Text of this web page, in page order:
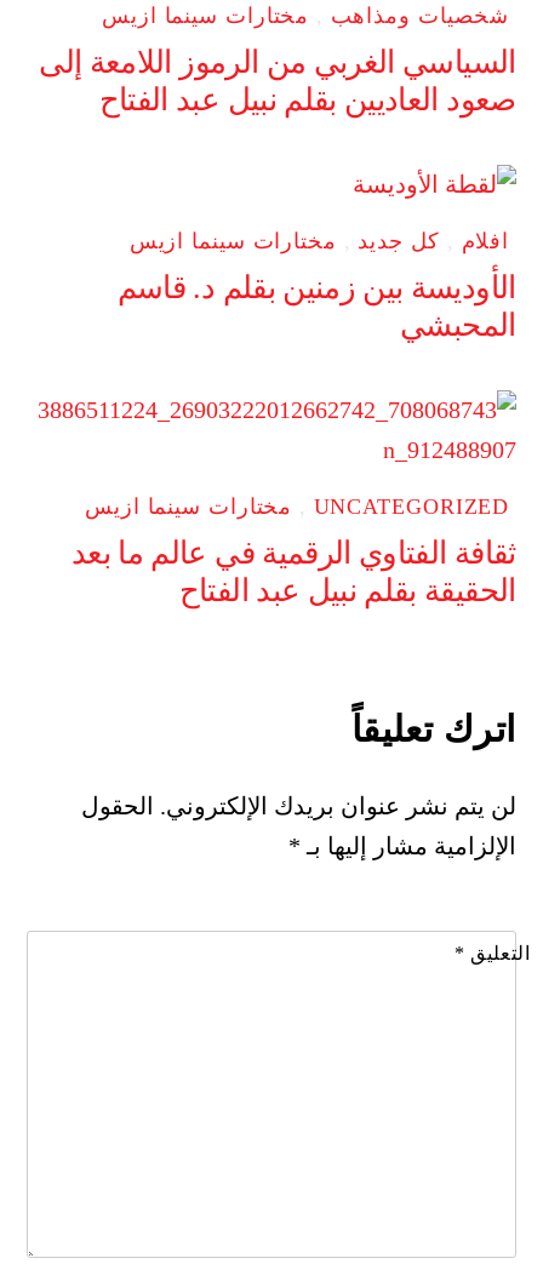
شخصيات ومذاهب مختارات سينما ازيس
السياسي الغربي من الرموز اللامعة إلى
صعود العاديين بقلم نبيل عبد الفتاح
افلام كل جديد مختارات سينما ازيس
الأوديسة بين زمنين بقلم د. قاسم
المحبشي
UNCATEGORIZED مختارات سينما ازيس
ثقافة الفتاوي الرقمية في عالم ما بعد
الحقيقة بقلم نبيل عبد الفتاح
اترك تعليقاً
لن يتم نشر عنوان بريدك الإلكتروني. الحقول
الإلزامية مشار إليها بـ *
التعليق *